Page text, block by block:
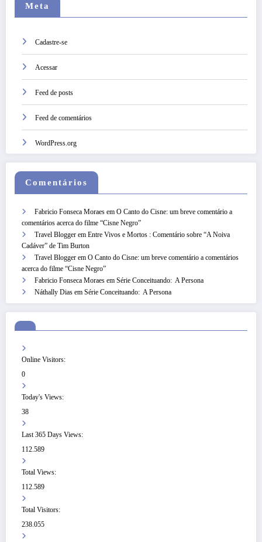
Meta
Cadastre-se
Acessar
Feed de posts
Feed de comentários
WordPress.org
Comentários
Fabricio Fonseca Moraes em O Canto do Cisne: um breve comentário a
comentários acerca do filme “Cisne Negro”
Travel Blogger em Entre Vivos e Mortos : Comentário sobre “A Noiva
Cadáver” de Tim Burton
Travel Blogger em O Canto do Cisne: um breve comentário a comentários
acerca do filme “Cisne Negro”
Fabricio Fonseca Moraes em Série Conceituando: A Persona
Náthally Dias em Série Conceituando: A Persona
Online Visitors:
0
Today's Views:
38
Last 365 Days Views:
112.589
Total Views:
112.589
Total Visitors:
238.055